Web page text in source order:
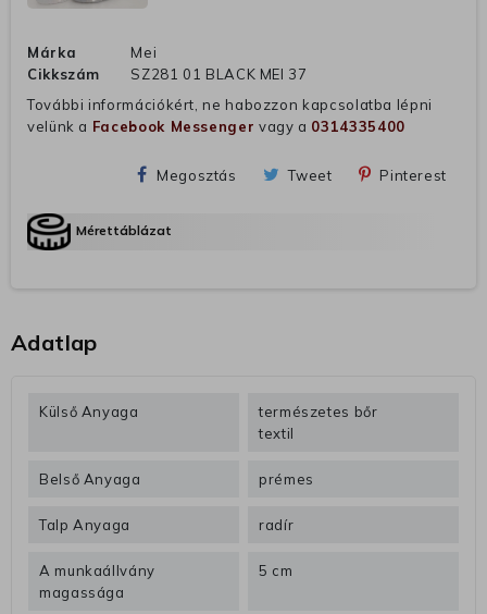
Márka
Mei
Cikkszám
SZ281 01 BLACK MEI 37
További információkért, ne habozzon kapcsolatba lépni
velünk a Facebook Messenger vagy a 0314335400
Megosztás Tweet Pinterest
Mérettáblázat
Adatlap
Külső Anyaga
természetes bőr
textil
Belső Anyaga prémes
Talp Anyaga radír
A munkaállvány
magassága
5 cm